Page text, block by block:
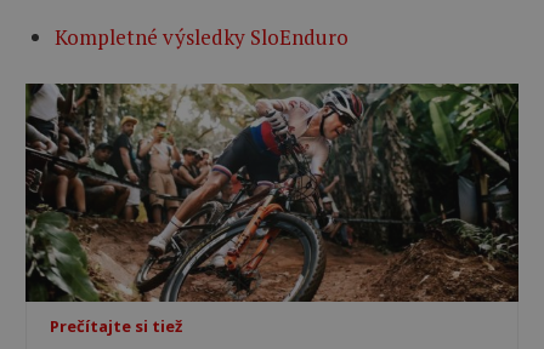
Kompletné výsledky SloEnduro
Prečítajte si tiež